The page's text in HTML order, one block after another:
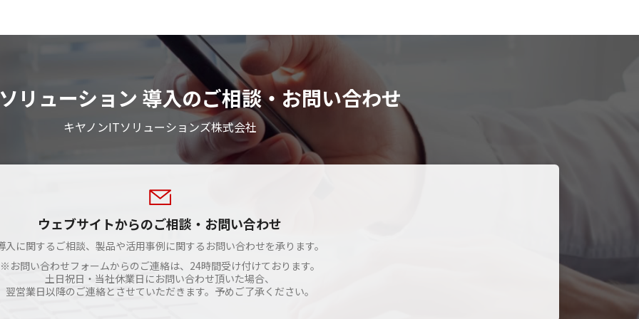
リューション 導入のご相談・お問い合わせ
キヤノンITソリューションズ株式会社
ウェブサイトからのご相談・お問い合わせ
入に関するご相談、製品や活用事例に関するお問い合わせを承ります。
※お問い合わせフォームからのご連絡は、24時間受け付けております。
土日祝日・当社休業日にお問い合わせ頂いた場合、
翌営業日以降のご連絡とさせていただきます。予めご了承ください。